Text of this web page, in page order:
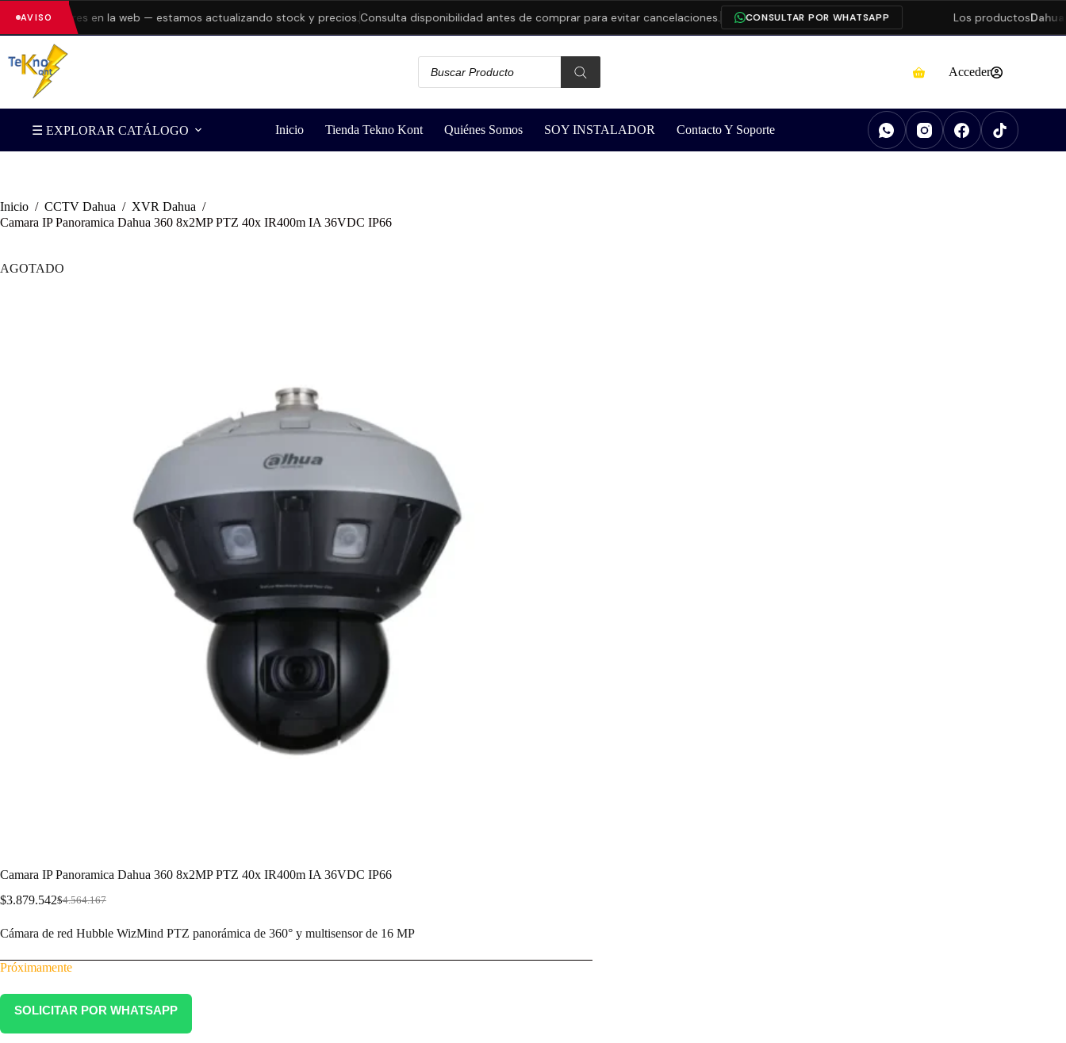
AVISO
errores en la web — estamos actualizando stock y precios.Consulta disponibilidad antes de comprar para evitar cancelaciones. CONSULTAR POR WHATSAPP Los productosDahua
Acceder
☰ EXPLORAR CATÁLOGO Inicio Tienda Tekno Kont Quiénes Somos SOY INSTALADOR Contacto Y Soporte
Inicio / CCTV Dahua / XVR Dahua /
Camara IP Panoramica Dahua 360 8x2MP PTZ 40x IR400m IA 36VDC IP66
AGOTADO
Camara IP Panoramica Dahua 360 8x2MP PTZ 40x IR400m IA 36VDC IP66
$4.564.167
$3.879.542
Cámara de red Hubble WizMind PTZ panorámica de 360° y multisensor de 16 MP
Próximamente
SOLICITAR POR WHATSAPP